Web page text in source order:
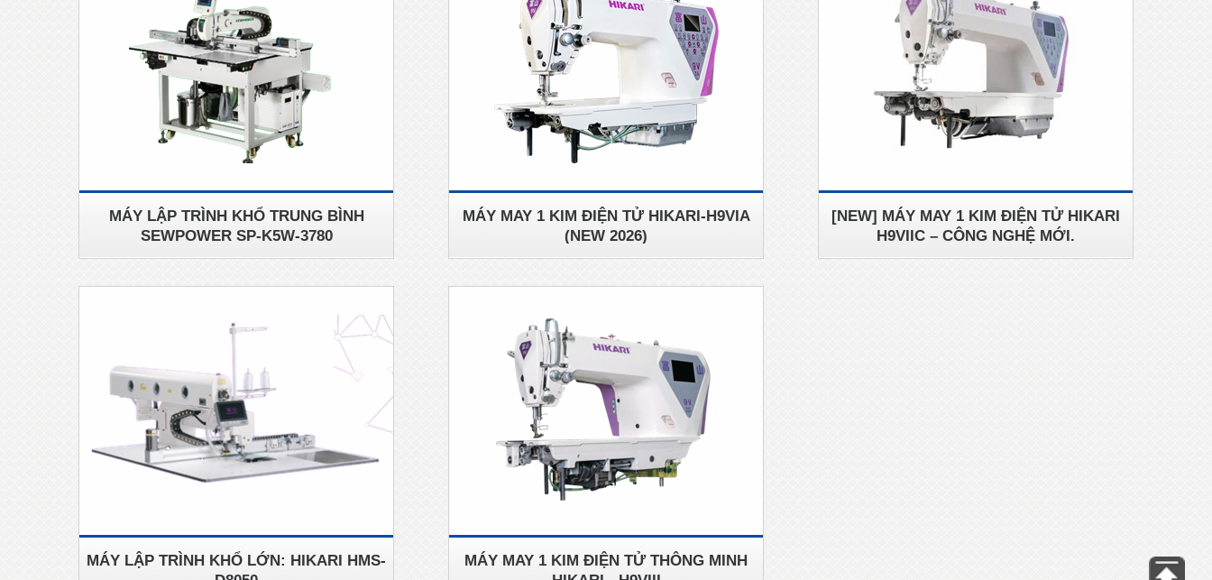
MÁY LẬP TRÌNH KHỔ TRUNG BÌNH
SEWPOWER SP-K5W-3780
MÁY MAY 1 KIM ĐIỆN TỬ HIKARI-H9VIA
(NEW 2026)
[NEW] MÁY MAY 1 KIM ĐIỆN TỬ HIKARI
H9VIIC – CÔNG NGHỆ MỚI.
MÁY LẬP TRÌNH KHỔ LỚN: HIKARI HMS-
MÁY MAY 1 KIM ĐIỆN TỬ THÔNG MINH